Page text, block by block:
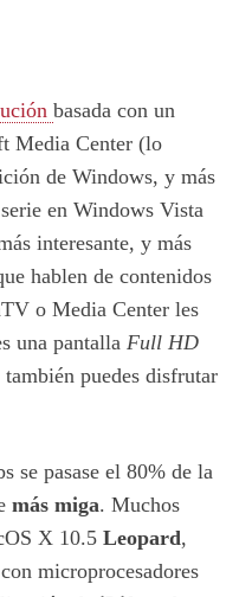
basada con un
Media Center (lo
de Windows, y más
en Windows Vista
interesante, y más
hablen de contenidos
o Media Center les
una pantalla Full HD
puedes disfrutar
se pasase el 80% de la
más miga. Muchos
X 10.5 Leopard,
microprocesadores